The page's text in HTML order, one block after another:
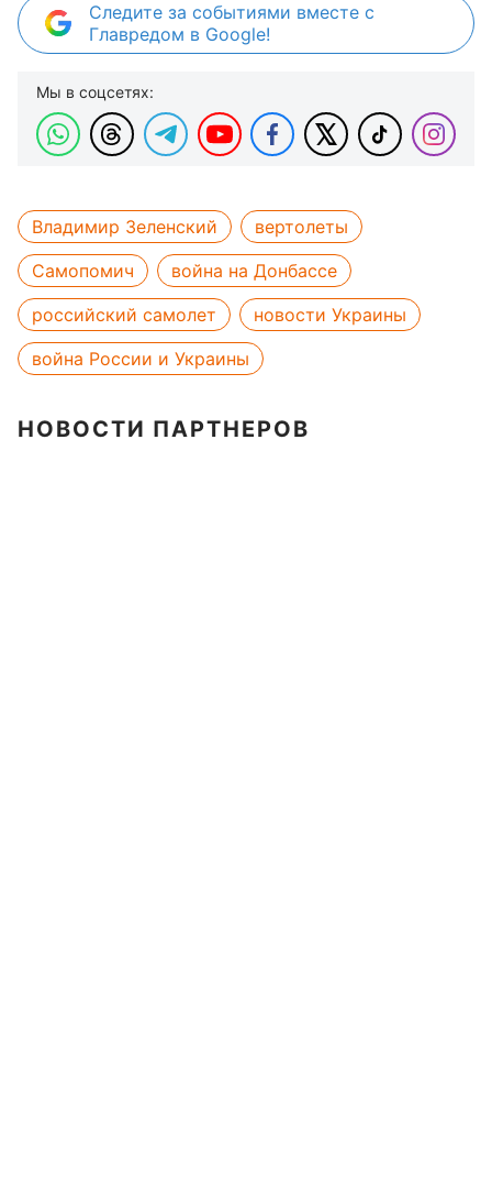
Следите за событиями вместе с
Главредом в Google!
Мы в соцсетях:
Владимир Зеленский
вертолеты
Самопомич
война на Донбассе
российский самолет
новости Украины
война России и Украины
НОВОСТИ ПАРТНЕРОВ